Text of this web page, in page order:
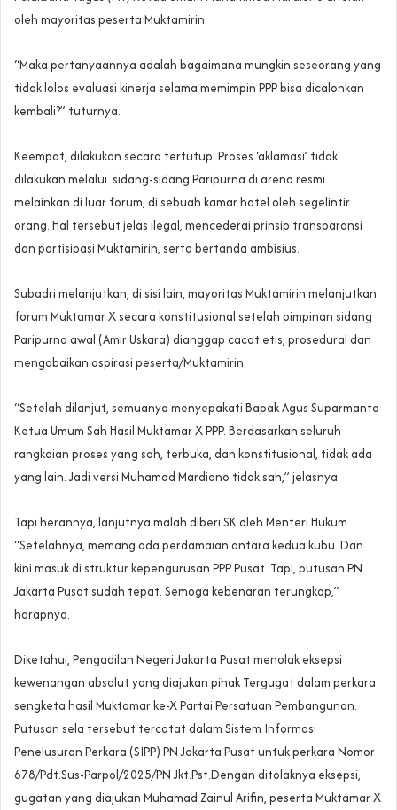
oleh mayoritas peserta Muktamirin.
“Maka pertanyaannya adalah bagaimana mungkin seseorang yang
tidak lolos evaluasi kinerja selama memimpin PPP bisa dicalonkan
kembali?” tuturnya.
Keempat, dilakukan secara tertutup. Proses ‘aklamasi’ tidak
dilakukan melalui sidang-sidang Paripurna di arena resmi
melainkan di luar forum, di sebuah kamar hotel oleh segelintir
orang. Hal tersebut jelas ilegal, mencederai prinsip transparansi
dan partisipasi Muktamirin, serta bertanda ambisius.
Subadri melanjutkan, di sisi lain, mayoritas Muktamirin melanjutkan
forum Muktamar X secara konstitusional setelah pimpinan sidang
Paripurna awal (Amir Uskara) dianggap cacat etis, prosedural dan
mengabaikan aspirasi peserta/Muktamirin.
“Setelah dilanjut, semuanya menyepakati Bapak Agus Suparmanto
Ketua Umum Sah Hasil Muktamar X PPP. Berdasarkan seluruh
rangkaian proses yang sah, terbuka, dan konstitusional, tidak ada
yang lain. Jadi versi Muhamad Mardiono tidak sah,” jelasnya.
Tapi herannya, lanjutnya malah diberi SK oleh Menteri Hukum.
“Setelahnya, memang ada perdamaian antara kedua kubu. Dan
kini masuk di struktur kepengurusan PPP Pusat. Tapi, putusan PN
Jakarta Pusat sudah tepat. Semoga kebenaran terungkap,”
harapnya.
Diketahui, Pengadilan Negeri Jakarta Pusat menolak eksepsi
kewenangan absolut yang diajukan pihak Tergugat dalam perkara
sengketa hasil Muktamar ke-X Partai Persatuan Pembangunan.
Putusan sela tersebut tercatat dalam Sistem Informasi
Penelusuran Perkara (SIPP) PN Jakarta Pusat untuk perkara Nomor
678/Pdt.Sus-Parpol/2025/PN Jkt.Pst.Dengan ditolaknya eksepsi,
gugatan yang diajukan Muhamad Zainul Arifin, peserta Muktamar X